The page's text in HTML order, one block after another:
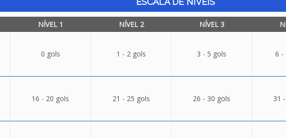
NÍVEL 1 NÍVEL 2 NÍVEL 3
0 gols 1 - 2 gols 3 - 5 gols 6 -
16 - 20 gols 21 - 25 gols 26 - 30 gols 31